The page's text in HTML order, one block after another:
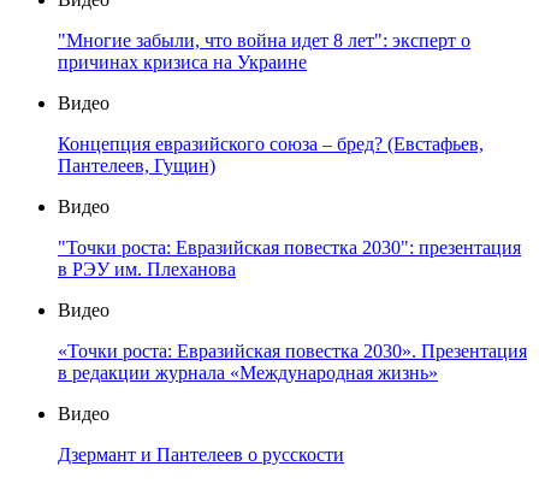
"Многие забыли, что война идет 8 лет": эксперт о
причинах кризиса на Украине
Видео
Концепция евразийского союза – бред? (Евстафьев,
Пантелеев, Гущин)
Видео
"Точки роста: Евразийская повестка 2030": презентация
в РЭУ им. Плеханова
Видео
«Точки роста: Евразийская повестка 2030». Презентация
в редакции журнала «Международная жизнь»
Видео
Дзермант и Пантелеев о русскости